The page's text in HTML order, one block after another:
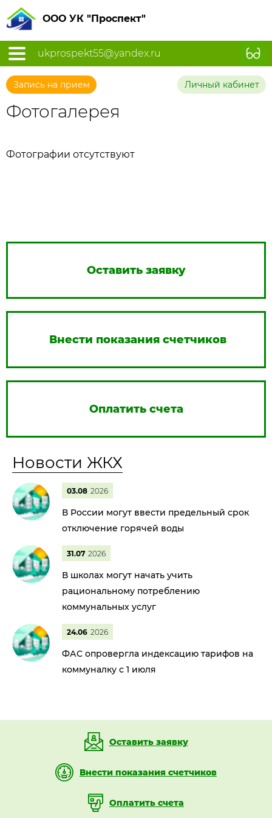
ООО УК "Проспект"
ukprospekt55@yandex.ru
Запись на прием Личный кабинет
Фотогалерея
Фотографии отсутствуют
Оставить заявку
Внести показания счетчиков
Оплатить счета
Новости ЖКХ
03.08 2026
В России могут ввести предельный срок
отключение горячей воды
31.07 2026
В школах могут начать учить
рациональному потреблению
коммунальных услуг
24.06 2026
ФАС опровергла индексацию тарифов на
коммуналку с 1 июля
Оставить заявку
Внести показания счетчиков
Оплатить счета